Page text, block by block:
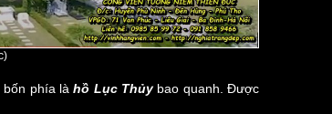
bốn phía làhồ Lục Thủybao quanh. Được